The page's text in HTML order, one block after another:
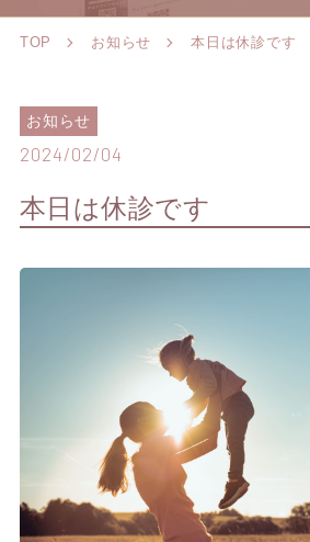
TOP お知らせ 本日は休診です
お知らせ
2024/02/04
本日は休診です